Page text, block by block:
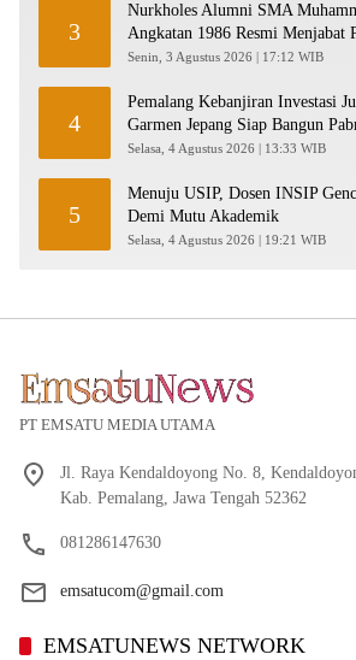
3
Nurkholes Alumni SMA
Angkatan 1986 Resmi Menjabat
Pesan Ketua Asmam 86
Senin, 3 Agustus 2026 | 17:12 WIB
4
Pemalang Kebanjiran Investasi
Garmen Jepang Siap Bangun
Tenaga Kerja
Selasa, 4 Agustus 2026 | 13:33 WIB
5
Menuju USIP, Dosen INSIP
Demi Mutu Akademik
Selasa, 4 Agustus 2026 | 19:21 WIB
PT EMSATU MEDIA UTAMA
Jl. Raya Kendaldoyong No. 8,
Kab. Pemalang, Jawa Tengah 52362
081286147630
emsatucom@gmail.com
EMSATUNEWS NETWORK